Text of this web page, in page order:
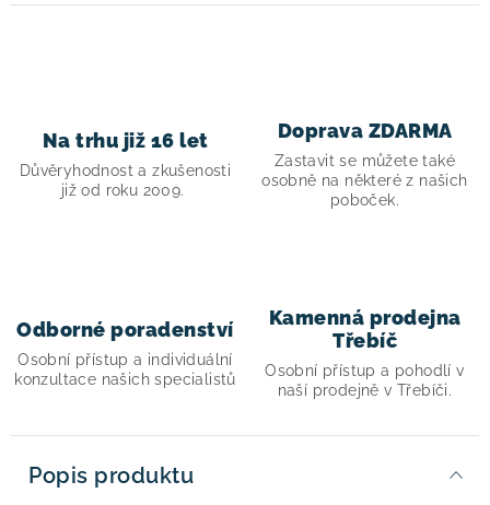
Na trhu již 16 let
Důvěryhodnost a zkušenosti
již od roku 2009.
Doprava ZDARMA
Zastavit se můžete také
osobně na některé z našich
poboček.
Odborné poradenství
Osobní přístup a individuální
konzultace našich specialistů
Kamenná prodejna
Třebíč
Osobní přístup a pohodlí v
naší prodejně v Třebíči.
Popis produktu